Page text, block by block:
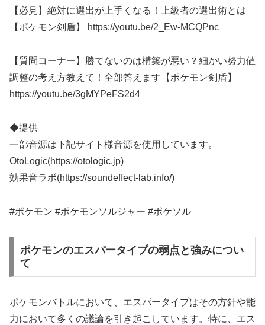
【必見】絶対に選出が上手くなる！上級者の選出術とは
【ポケモン剣盾】 https://youtu.be/2_Ew-MCQPnc
【質問コーナー】勝てないのは構築が悪い？細かい努力値
調整の考え方教えて！全部答えます【ポケモン剣盾】
https://youtu.be/3gMYPeFS2d4
◆提供
一部音源は下記サイト様音源を使用しています。
OtoLogic(https://otologic.jp)
効果音ラボ(https://soundeffect-lab.info/)
#ポケモン #ポケモンソルジャー #ポケソル
ポケモンのエスパータイプの弱点と強みについ
て
ポケモンバトルにおいて、エスパータイプはその方針や能
力において多くの議論を引き起こしています。特に、エス